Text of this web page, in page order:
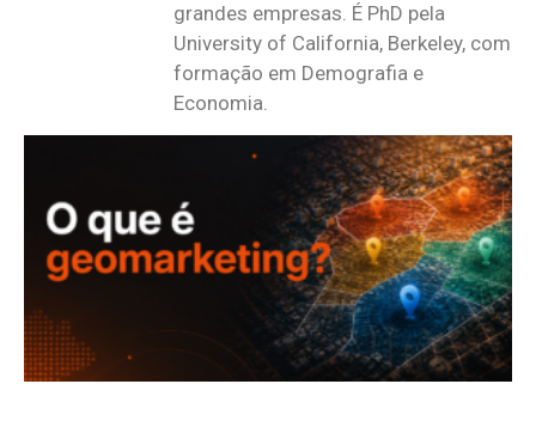
grandes empresas. É PhD pela
University of California, Berkeley, com
formação em Demografia e
Economia.